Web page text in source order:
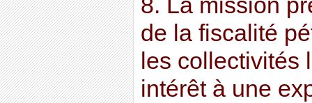
8. La mission
de la fiscalité
les collectivités
intérêt à une